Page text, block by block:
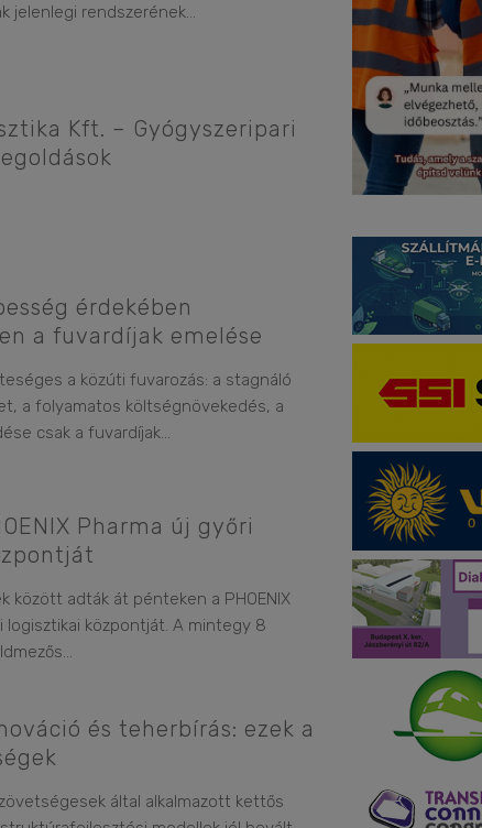
jelenlegi rendszerének...
Kft. – Gyógyszeripari
érdekében
a fuvardíjak emelése
a közúti fuvarozás: a stagnáló
a folyamatos költségnövekedés, a
csak a fuvardíjak...
Pharma új győri
között adták át pénteken a PHOENIX
logisztikai központját. A mintegy 8
...
és teherbírás: ezek a
által alkalmazott kettős